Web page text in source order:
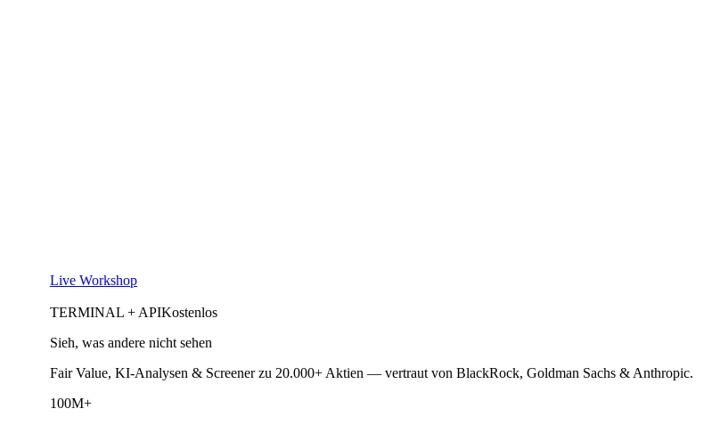
Live Workshop
TERMINAL + APIKostenlos
Sieh, was andere nicht sehen
Fair Value, KI-Analysen & Screener zu 20.000+ Aktien — vertraut von BlackRock, Goldman Sachs & Anthropic.
100M+